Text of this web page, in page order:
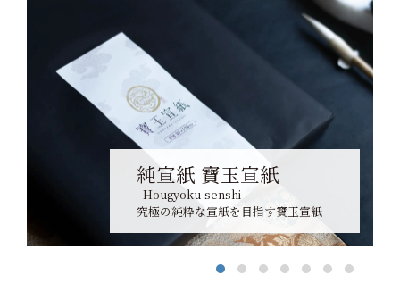
純宣紙 寶玉宣紙
- Hougyoku-senshi -
究極の純粋な宣紙を目指す寶玉宣紙